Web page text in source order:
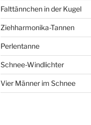
Falttännchen in der Kugel
Ziehharmonika-Tannen
Perlentanne
Schnee-Windlichter
Vier Männer im Schnee